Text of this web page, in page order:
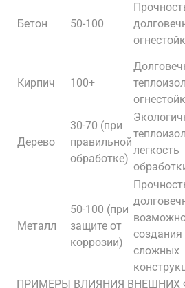
Бетон 50-100
Кирпич 100+
Дерево
30-70 (при
правильной
обработке)
легкость
Металл
50-100 (при
защите от
коррозии)
создания
сложных
ПРИМЕРЫ ВЛИЯНИЯ ВНЕШНИХ